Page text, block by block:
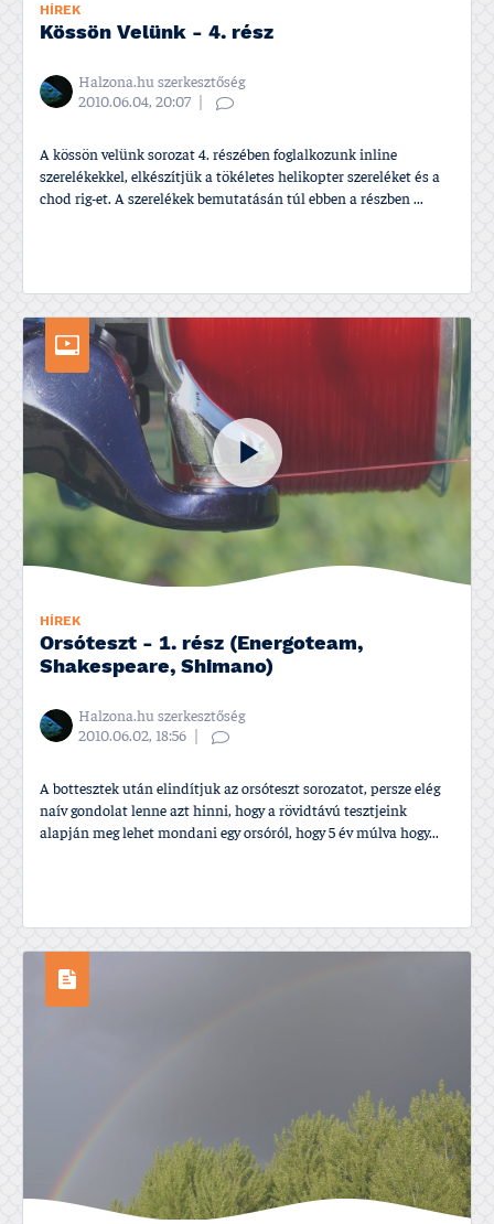
HÍREK
Kössön Velünk - 4. rész
Halzona.hu szerkesztőség
2010.06.04, 20:07
A kössön velünk sorozat 4. részében foglalkozunk inline
szerelékekkel, elkészí­tjük a tökéletes helikopter szereléket és a
chod rig-et. A szerelékek bemutatásán túl ebben a részben ...
HÍREK
Orsóteszt - 1. rész (Energoteam,
Shakespeare, Shimano)
Halzona.hu szerkesztőség
2010.06.02, 18:56
A bottesztek után elindí­tjuk az orsóteszt sorozatot, persze elég
naí­v gondolat lenne azt hinni, hogy a rövidtávú tesztjeink
alapján meg lehet mondani egy orsóról, hogy 5 év múlva hogy...